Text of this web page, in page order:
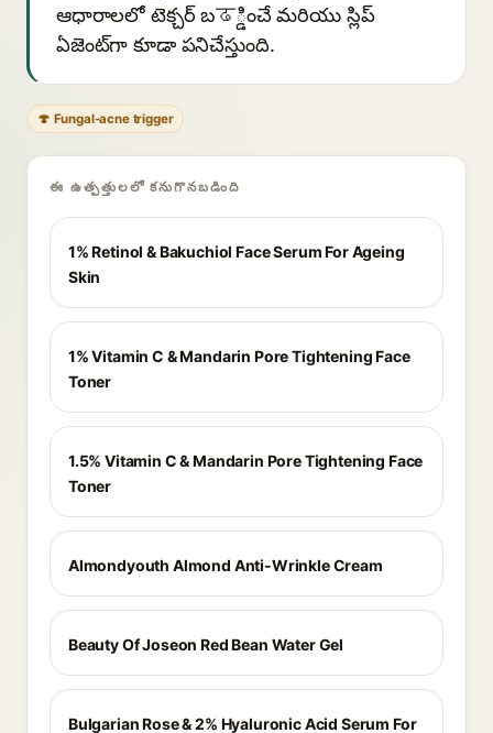
ఆధారాలలో టెక్చర్ బढ్డించే మరియు స్లిప్
ఏజెంట్‌గా కూడా పనిచేస్తుంది.
🍄 Fungal-acne trigger
ఈ ఉత్పత్తులలో కనుగొనబడింది
1% Retinol & Bakuchiol Face Serum For Ageing
Skin
1% Vitamin C & Mandarin Pore Tightening Face
Toner
1.5% Vitamin C & Mandarin Pore Tightening Face
Toner
Almondyouth Almond Anti-Wrinkle Cream
Beauty Of Joseon Red Bean Water Gel
Bulgarian Rose & 2% Hyaluronic Acid Serum For